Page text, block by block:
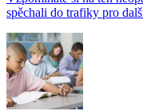
spěchali do trafiky pro